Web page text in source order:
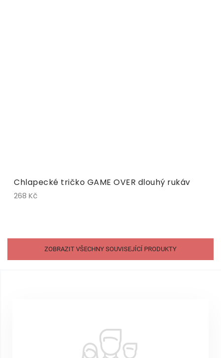
Chlapecké tričko GAME OVER dlouhý rukáv
268 Kč
ZOBRAZIT VŠECHNY SOUVISEJÍCÍ PRODUKTY